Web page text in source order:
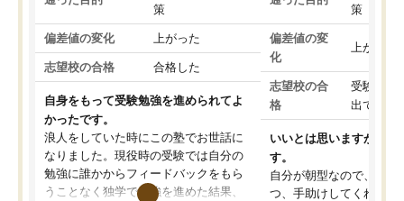
策
偏差値の変化 上がった
志望校の合格 合格した
自身をもって受験勉強を進められてよ
かったです。
浪人をしていた時にこの塾でお世話に
なりました。現役時の受験では自分の
勉強に誰かからフィードバックをもら
うことなく独学で勉強を進めた結果、
策
偏差値の変
化
上がった
志望校の合
格
受験して
出ていな
いいとは思いますが、料
す。
自分が朝型なので、自習
つ、手助けしてくれる設